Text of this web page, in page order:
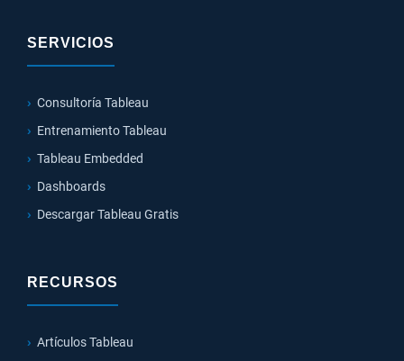
SERVICIOS
Consultoría Tableau
Entrenamiento Tableau
Tableau Embedded
Dashboards
Descargar Tableau Gratis
RECURSOS
Artículos Tableau